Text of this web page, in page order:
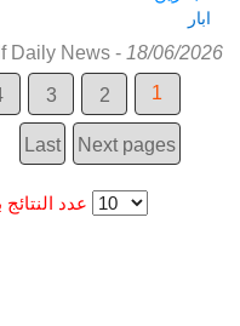
ابار
Daily News- 18/06/2026
1
2
3
Next pages
Last
عدد